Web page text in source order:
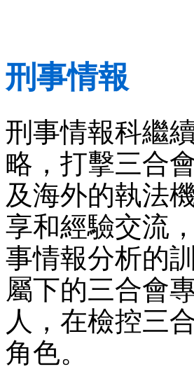
刑事情報
刑事情報科繼
略，打擊三合
及海外的執法
享和經驗交流
事情報分析的
屬下的三合會
人，在檢控三
角色。